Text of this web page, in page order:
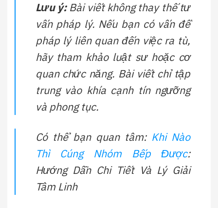
Lưu ý:Bài viết không thay thế tư
vấn pháp lý. Nếu bạn có vấn đề
pháp lý liên quan đến việc ra tù,
hãy tham khảo luật sư hoặc cơ
quan chức năng. Bài viết chỉ tập
trung vào khía cạnh tín ngưỡng
và phong tục.
Có thể bạn quan tâm: Khi Nào
Thì Cúng Nhóm Bếp Được:
Hướng Dẫn Chi Tiết Và Lý Giải
Tâm Linh